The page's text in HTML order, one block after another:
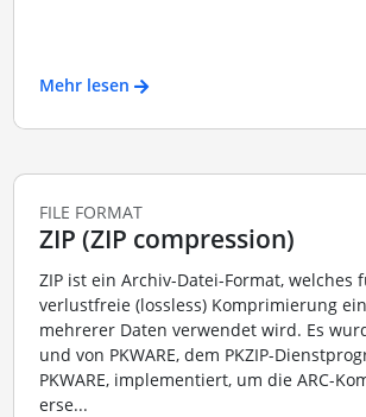
Mehr lesen
FILE FORMAT
ZIP (ZIP compression)
ZIP ist ein Archiv-Datei-Format, welches
verlustfreie (lossless) Komprimierung
mehrerer Daten verwendet wird. Es
und von PKWARE, dem PKZIP-
PKWARE, implementiert, um die ARC-
erse...